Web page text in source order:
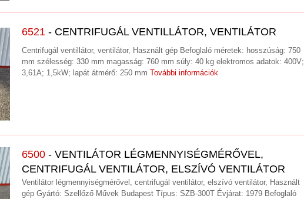
6521- CENTRIFUGÁL VENTILLÁTOR, VENTILÁTOR
Centrifugál ventillátor, ventilátor, Használt gép Befoglaló méretek: hosszúság: 750
mm szélesség: 330 mm magasság: 760 mm súly: 40 kg elektromos adatok: 400V;
3,61A; 1,5kW; lapát átmérő: 250 mm További információk
6500- VENTILÁTOR LÉGMENNYISÉGMÉRŐVEL,
CENTRIFUGÁL VENTILÁTOR, ELSZÍVÓ VENTILÁTOR
Ventilátor légmennyiségmérővel, centrifugál ventilátor, elszívó ventilátor, Használt
gép Gyártó: Szellőző Művek Budapest Típus: SZB-300T Évjárat: 1979 Befoglaló